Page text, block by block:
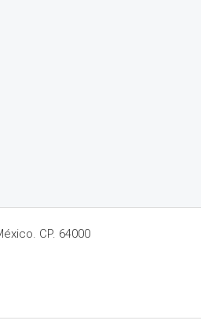
CP. 64000